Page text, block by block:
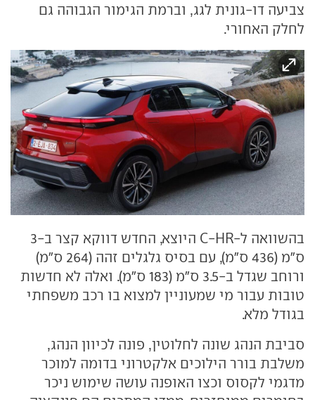
צביעה דו-גונית לגג, וברמת הגימור הגבוהה גם
לחלק האחורי.
בהשוואה ל-C-HR היוצא, החדש דווקא קצר ב-3
ס"מ (436 ס"מ), עם בסיס גלגלים זהה (264 ס"מ)
ורוחב שגדל ב-3.5 ס"מ (183 ס"מ). ואלה לא חדשות
טובות עבור מי שמעוניין למצוא בו רכב משפחתי
בגודל מלא.
סביבת הנהג שונה לחלוטין, פונה לכיוון הנהג,
משלבת בורר הילוכים אלקטרוני בדומה למוכר
מדגמי לקסוס וכצו האופנה עושה שימוש ניכר